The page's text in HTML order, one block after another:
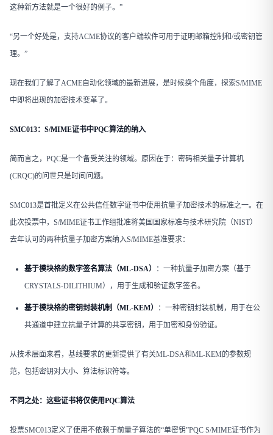
这种新方法就是一个很好的例子。”
“另一个好处是，支持ACME协议的客户端软件可用于证明邮箱控制和/或密钥管
理。”
现在我们了解了ACME自动化领域的最新进展，是时候换个角度，探索S/MIME
中即将出现的加密技术变革了。
SMC013：S/MIME证书中PQC算法的纳入
简而言之，PQC是一个备受关注的领域。原因在于：密码相关量子计算机
(CRQC)的问世只是时间问题。
SMC013是首批定义在公共信任数字证书中使用抗量子加密技术的标准之一。在
此次投票中，S/MIME证书工作组批准将美国国家标准与技术研究院（NIST）
去年认可的两种抗量子加密方案纳入S/MIME基准要求：
基于模块格的数字签名算法（ML-DSA）
：一种抗量子加密方案（基于
CRYSTALS-DILITHIUM），用于生成和验证数字签名。
基于模块格的密钥封装机制（ML-KEM）
：一种密钥封装机制，用于在公
共通道中建立抗量子计算的共享密钥，用于加密和身份验证。
从技术层面来看，基线要求的更新提供了有关ML-DSA和ML-KEM的参数规
范，包括密钥对大小、算法标识符等。
不同之处：这些证书将仅使用PQC算法
投票SMC013定义了使用不依赖于前量子算法的“单密钥”PQC S/MIME证书作为